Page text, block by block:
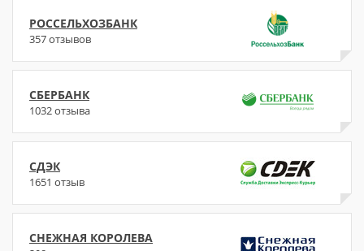
РОССЕЛЬХОЗБАНК
357 отзывов
СБЕРБАНК
1032 отзыва
СДЭК
1651 отзыв
СНЕЖНАЯ КОРОЛЕВА